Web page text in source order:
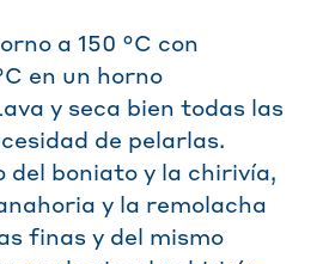
a 150 °C con
en un horno
y seca bien todas las
de pelarlas.
boniato y la chirivía,
y la remolacha
finas y del mismo